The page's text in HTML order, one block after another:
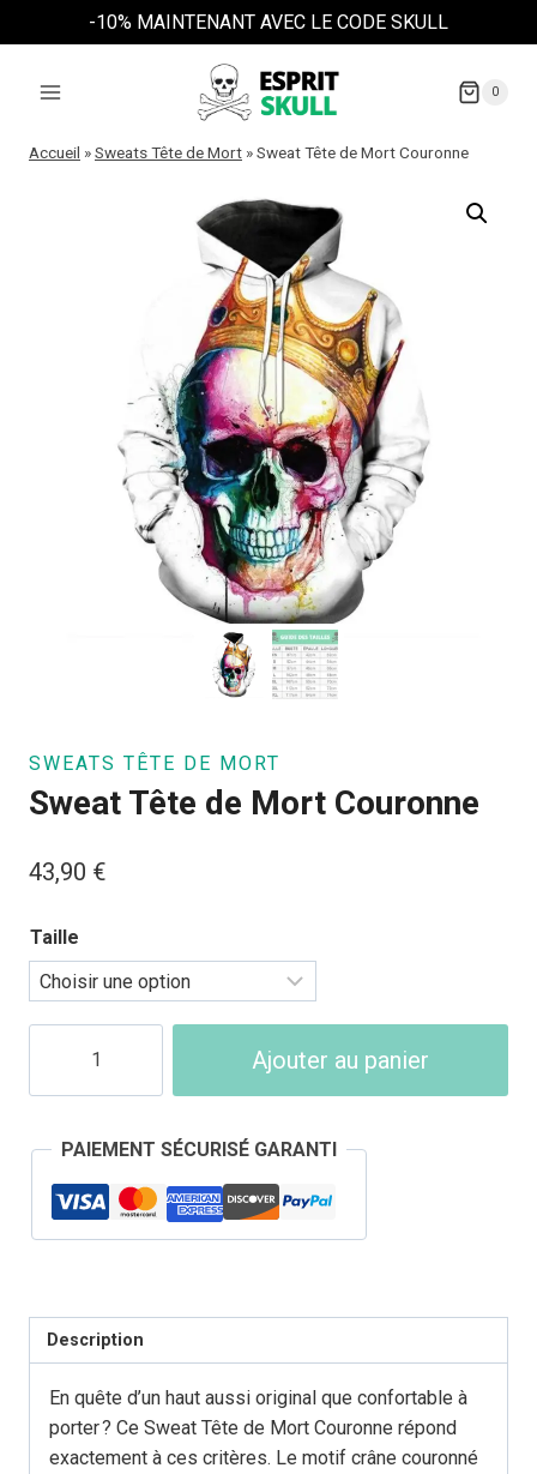
au
-10% MAINTENANT AVEC LE CODE SKULL
0
Accueil »Sweats Tête de Mort »Sweat Tête de Mort Couronne
SWEATS TÊTE DE MORT
Sweat Tête de Mort Couronne
43,90 €
Taille
Sweat
de
Mort
Couronne
Ajouter au panier
PAIEMENT SÉCURISÉ GARANTI
Description
En quête d’un haut aussi original que confortable à
porter ? Ce Sweat Tête de Mort Couronne répond
exactement à ces critères. Le motif crâne couronné